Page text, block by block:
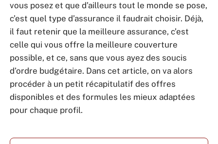
vous posez et que d’ailleurs tout le monde se pose,
c’est quel type d’assurance il faudrait choisir. Déjà,
il faut retenir que la meilleure assurance, c’est
celle qui vous offre la meilleure couverture
possible, et ce, sans que vous ayez des soucis
d’ordre budgétaire. Dans cet article, on va alors
procéder à un petit récapitulatif des offres
disponibles et des formules les mieux adaptées
pour chaque profil.